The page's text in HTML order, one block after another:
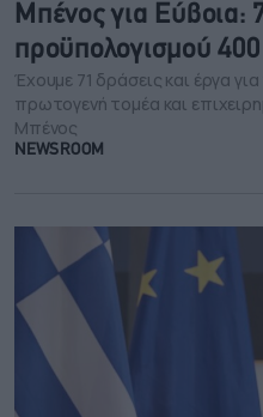
Μπένος για Εύβοια:
προϋπολογισμού
Έχουμε 71 δράσεις και έργα
πρωτογενή τομέα και
Μπένος
NEWSROOM